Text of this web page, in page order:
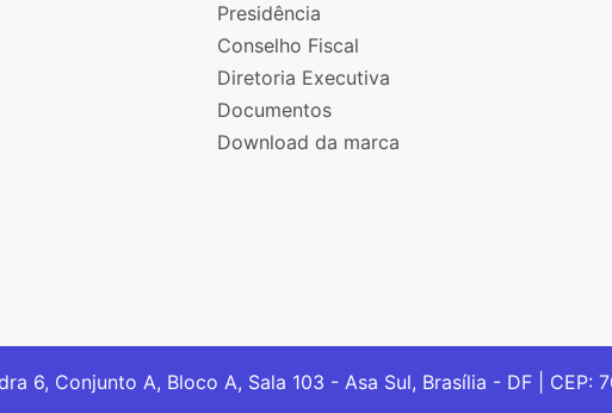
Presidência
Conselho Fiscal
Diretoria Executiva
Documentos
Download da marca
6, Conjunto A, Bloco A, Sala 103 - Asa Sul, Brasília - DF | CEP: